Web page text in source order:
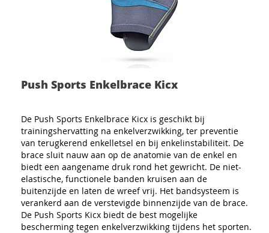
Push Sports Enkelbrace Kicx
De Push Sports Enkelbrace Kicx is geschikt bij
trainingshervatting na enkelverzwikking, ter preventie
van terugkerend enkelletsel en bij enkelinstabiliteit. De
brace sluit nauw aan op de anatomie van de enkel en
biedt een aangename druk rond het gewricht. De niet-
elastische, functionele banden kruisen aan de
buitenzijde en laten de wreef vrij. Het bandsysteem is
verankerd aan de verstevigde binnenzijde van de brace.
De Push Sports Kicx biedt de best mogelijke
bescherming tegen enkelverzwikking tijdens het sporten.